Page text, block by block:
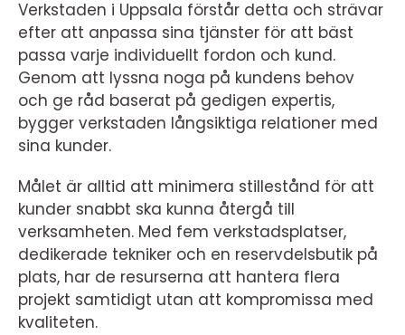
Verkstaden i Uppsala förstår detta och strävar
efter att anpassa sina tjänster för att bäst
passa varje individuellt fordon och kund.
Genom att lyssna noga på kundens behov
och ge råd baserat på gedigen expertis,
bygger verkstaden långsiktiga relationer med
sina kunder.
Målet är alltid att minimera stillestånd för att
kunder snabbt ska kunna återgå till
verksamheten. Med fem verkstadsplatser,
dedikerade tekniker och en reservdelsbutik på
plats, har de resurserna att hantera flera
projekt samtidigt utan att kompromissa med
kvaliteten.